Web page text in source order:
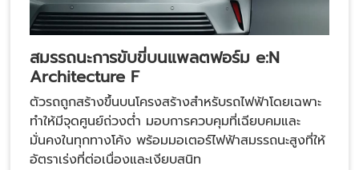
สมรรถนะการขับขี่บนแพลตฟอร์ม e:N
Architecture F
ตัวรถถูกสร้างขึ้นบนโครงสร้างสำหรับรถไฟฟ้าโดยเฉพาะ
ทำให้มีจุดศูนย์ถ่วงต่ำ มอบการควบคุมที่เฉียบคมและ
มั่นคงในทุกทางโค้ง พร้อมมอเตอร์ไฟฟ้าสมรรถนะสูงที่ให้
อัตราเร่งที่ต่อเนื่องและเงียบสนิท